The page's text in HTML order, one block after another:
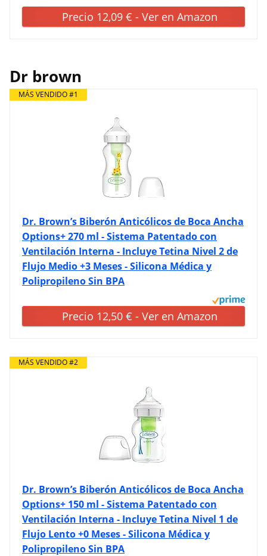
Precio 12,09 € - Ver en Amazon
Dr brown
MÁS VENDIDO #1
Dr. Brown’s Biberón Anticólicos de Boca Ancha
Options+ 270 ml - Sistema Patentado con
Ventilación Interna - Incluye Tetina Nivel 2 de
Flujo Medio +3 Meses - Silicona Médica y
Polipropileno Sin BPA
Precio 12,50 € - Ver en Amazon
MÁS VENDIDO #2
Dr. Brown’s Biberón Anticólicos de Boca Ancha
Options+ 150 ml - Sistema Patentado con
Ventilación Interna - Incluye Tetina Nivel 1 de
Flujo Lento +0 Meses - Silicona Médica y
Polipropileno Sin BPA